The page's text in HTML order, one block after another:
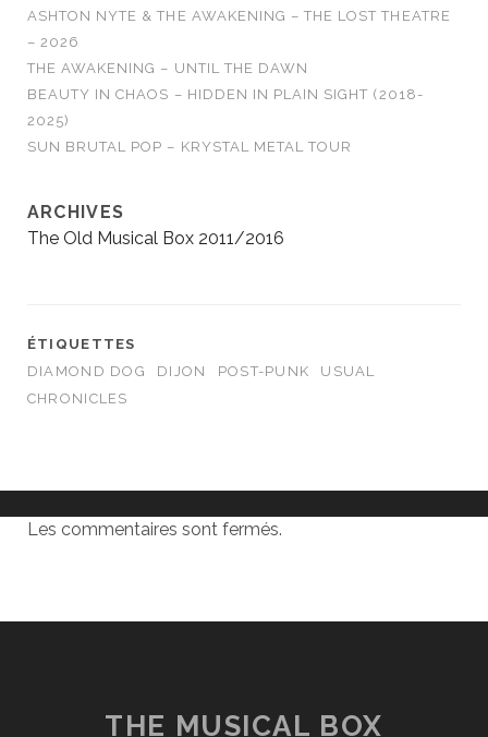
ASHTON NYTE & THE AWAKENING – THE LOST THEATRE
– 2026
THE AWAKENING – UNTIL THE DAWN
BEAUTY IN CHAOS – HIDDEN IN PLAIN SIGHT (2018-
2025)
SUN BRUTAL POP – KRYSTAL METAL TOUR
ARCHIVES
The Old Musical Box 2011/2016
ÉTIQUETTES
DIAMOND DOG
DIJON POST-PUNK
USUAL
CHRONICLES
Les commentaires sont fermés.
THE MUSICAL BOX